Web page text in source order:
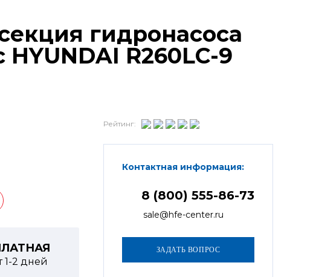
гидронасоса
R260LC-9
1-2 дней
Рейтинг:
Контактная информация:
8 (800) 555-86-73
sale@hfe-center.ru